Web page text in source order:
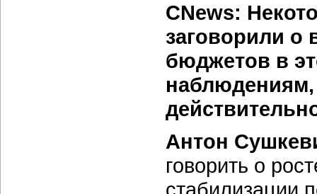
CNews:
заговорили
бюджетов в
наблюдениям,
Антон
говорить о